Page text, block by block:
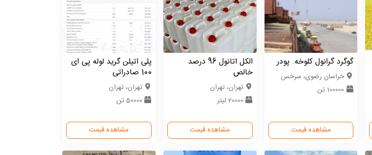
گوگرد گرانول کلوخه. پودر
خراسان رضوی، سرخس
100000 تن
مشاهده قیمت
الکل اتانول 96 درصد
خالص
تهران، تهران
20000 لیتر
مشاهده قیمت
پلی اتیلن گرید لوله پی ای
100 صادراتی
تهران، تهران
50000 تن
مشاهده قیمت